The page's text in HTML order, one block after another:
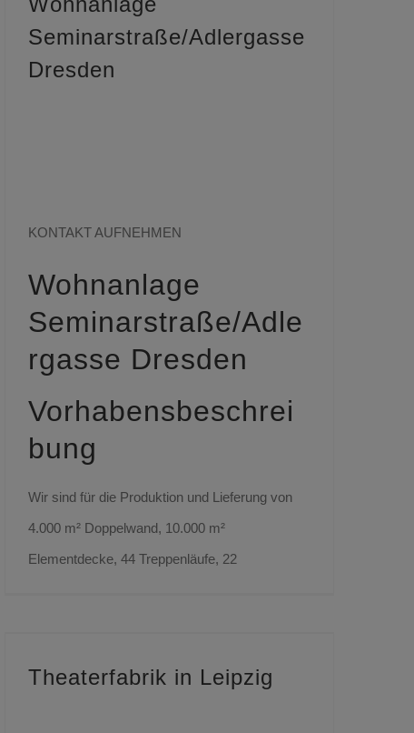
Seminarstraße/Adlergasse
Dresden
KONTAKT AUFNEHMEN
Wohnanlage
Seminarstraße/Adle
rgasse Dresden
Vorhabensbeschrei
bung
Wir sind für die Produktion und Lieferung von
4.000 m² Doppelwand, 10.000 m²
Elementdecke, 44 Treppenläufe, 22
Theaterfabrik in Leipzig